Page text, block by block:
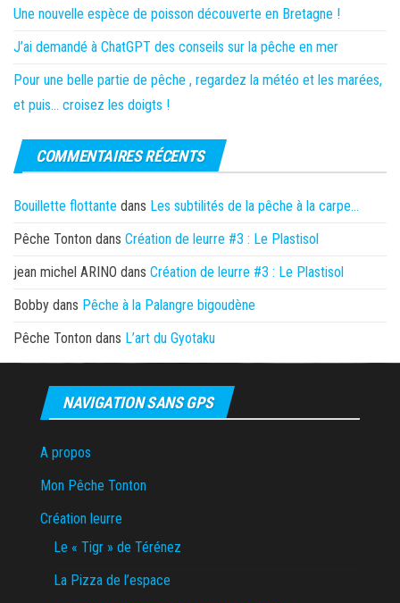
Une nouvelle espèce de poisson découverte en Bretagne !
J’ai demandé à ChatGPT des conseils sur la pêche en mer
Pour une belle partie de pêche , regardez la météo et les marées,
et puis… croisez les doigts !
COMMENTAIRES RÉCENTS
Bouillette flottante dans Les subtilités de la pêche à la carpe…
Pêche Tonton dans Création de leurre #3 : Le Plastisol
jean michel ARINO dans Création de leurre #3 : Le Plastisol
Bobby dans Pêche à la Palangre bigoudène
Pêche Tonton dans L’art du Gyotaku
NAVIGATION SANS GPS
A propos
Mon Pêche Tonton
Création leurre
Le « Tigr » de Térénez
La Pizza de l’espace